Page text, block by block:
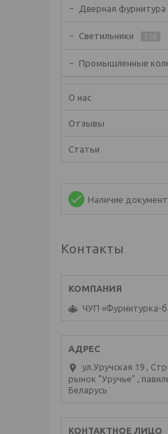
Дверная фурнитура
Светильники 256
Промышленные
О нас
Отзывы
Статьи
Наличие
Контакты
ЧУП «Фурнитурка-
ул.Уручская 19 ,
рынок "Уручье" ,
Беларусь